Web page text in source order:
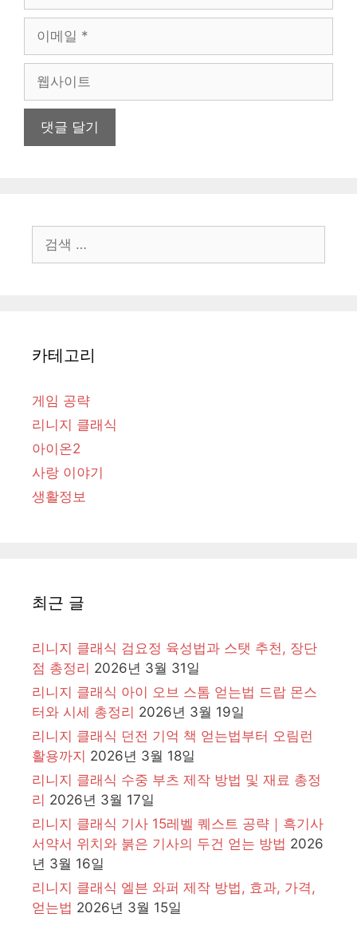
일
이
색:
카테고리
게임 공략
리니지 클래식
아이온2
사랑 이야기
생활정보
최근 글
리니지 클래식 검요정 육성법과 스탯 추천, 장단
점 총정리 2026년 3월 31일
리니지 클래식 아이 오브 스톰 얻는법 드랍 몬스
터와 시세 총정리 2026년 3월 19일
리니지 클래식 던전 기억 책 얻는법부터 오림런
활용까지 2026년 3월 18일
리니지 클래식 수중 부츠 제작 방법 및 재료 총정
리 2026년 3월 17일
리니지 클래식 기사 15레벨 퀘스트 공략｜흑기사
서약서 위치와 붉은 기사의 두건 얻는 방법 2026
년 3월 16일
리니지 클래식 엘븐 와퍼 제작 방법, 효과, 가격,
얻는법 2026년 3월 15일